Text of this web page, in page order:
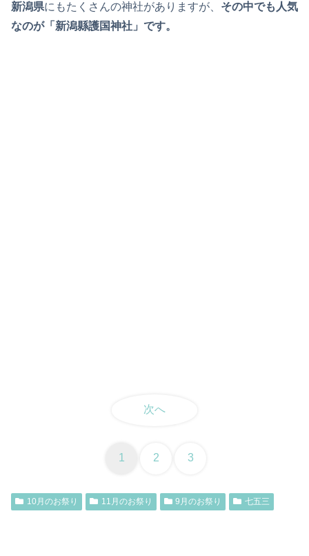
新潟県にもたくさんの神社がありますが、 その中でも人気
なのが「新潟縣護国神社」です。
次へ
1 2 3
10月のお祭り 11月のお祭り 9月のお祭り 七五三